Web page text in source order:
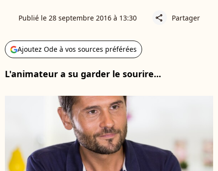
Publié le 28 septembre 2016 à 13:30 share Partager
Ajoutez Ode à vos sources préférées
L'animateur a su garder le sourire...